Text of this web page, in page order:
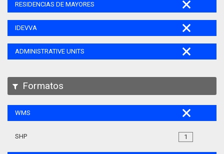
RESIDENCIAS DE MAYORES
IDEVVA
ADMINISTRATIVE UNITS
Formatos
WMS
1
SHP